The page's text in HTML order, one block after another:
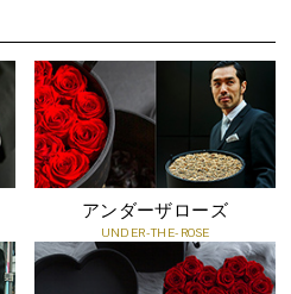
。
感動をそのまま留めてーー。
に残す贈り物です。
オプション)
してお届けするカードです。
カードをつけることができます。
の、「メッセージカードの内容」
アンダーザローズ
UNDER-THE-ROSE